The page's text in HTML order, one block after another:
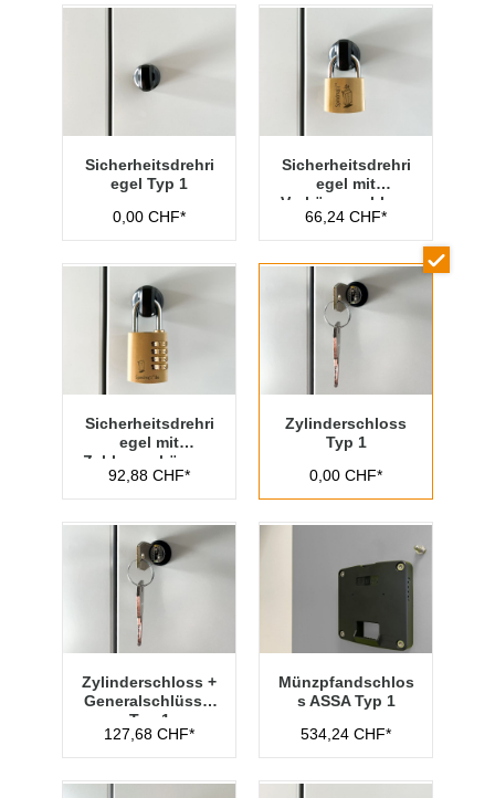
Sicherheitsdrehri
egel Typ 1
0,00 CHF*
Sicherheitsdrehri
egel mit
Vorhängeschloss
Typ 1
66,24 CHF*
Sicherheitsdrehri
egel mit
Zahlenvorhänges
chloss Typ 1
92,88 CHF*
Zylinderschloss
Typ 1
0,00 CHF*
Zylinderschloss +
Generalschlüssel
Typ 1
127,68 CHF*
Münzpfandschlos
s ASSA Typ 1
534,24 CHF*